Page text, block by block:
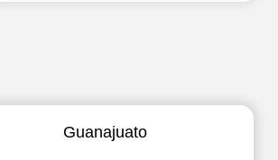
Guanajuato